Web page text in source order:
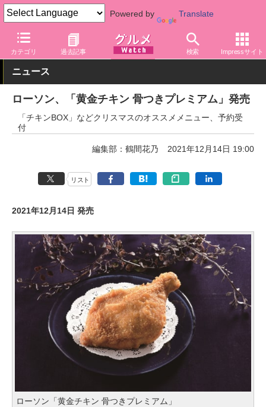
Powered by Translate
カテゴリ 過去記事 検索 Impressサイト
グルメ Watch 店舗 コンビニ ローソン
ニュース
ローソン、「黄金チキン 骨つきプレミアム」発売
「チキンBOX」などクリスマスのオススメメニュー、予約受
付
編集部：鶴間花乃 2021年12月14日 19:00
リスト
2021年12月14日 発売
ローソン「黄金チキン 骨つきプレミアム」